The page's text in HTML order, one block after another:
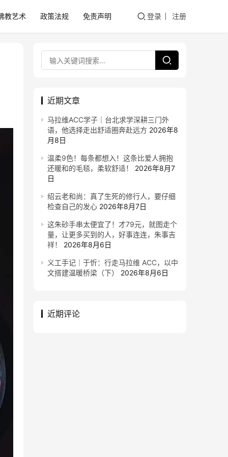
教艺术 政策法规 免责声明 登录 注册
近期文章
马拉维ACC学子｜台北求学深耕三门外
语，他选择走出舒适圈奔赴远方 2026年8
月8日
温柔9色！每条都想入！这条比爱人拥抱
还暖和的毛毯，柔软舒适！
2026年8月7
日
绍云老和尚：真了生死的修行人，要仔细
检查自己的发心 2026年8月7日
这朱砂手串太便宜了！才79元，就图走个
量，让更多买到的人，好事连连，朱事吉
祥！
2026年8月6日
义工手记｜于忻：行走马拉维 ACC，以中
文搭建温暖桥梁（下）
2026年8月6日
近期评论